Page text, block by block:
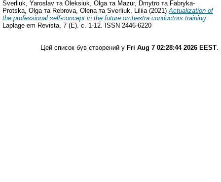
Sverliuk, Yaroslav та Oleksiuk, Olga та Mazur, Dmytro та Fabryka-
Protska, Olga та Rebrova, Olena та Sverliuk, Liliia (2021) Actualization of
the professional self-concept in the future orchestra conductors training
Laplage em Revista, 7 (Е). с. 1-12. ISSN 2446-6220
Цей список був створений у Fri Aug 7 02:28:44 2026 EEST